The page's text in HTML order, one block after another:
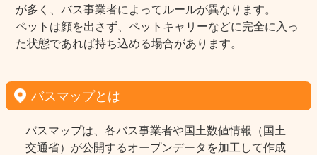
が多く、バス事業者によってルールが異なります。
ペットは顔を出さず、ペットキャリーなどに完全に入っ
た状態であれば持ち込める場合があります。
バスマップとは
バスマップは、各バス事業者や国土数値情報（国土
交通省）が公開するオープンデータを加工して作成